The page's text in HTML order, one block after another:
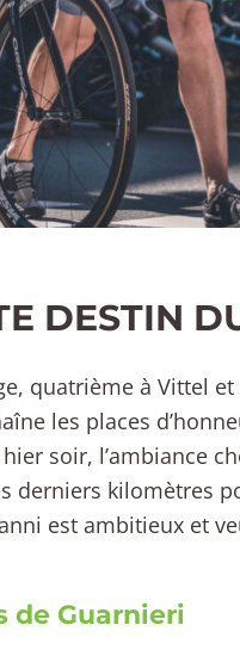
DESTIN
quatrième à Vittel
les places
soir, l’ambiance
derniers kilomètres
est ambitieux et
de Guarnieri